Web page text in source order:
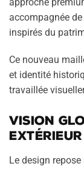
approche
accompagnée
inspirés du
Ce nouveau
et identité
travaillée
Vision
extérieur
Le design